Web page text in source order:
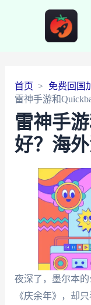
首页
免费回国
雷神手游和
雷神手
好？海
夜深了，墨尔本
《庆余年》，却